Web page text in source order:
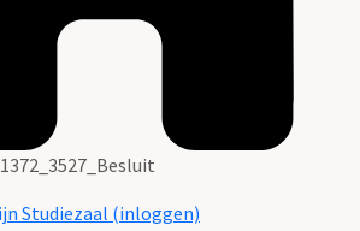
Studiezaal (inloggen)